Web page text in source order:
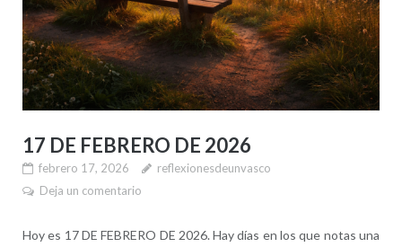
17 DE FEBRERO DE 2026
febrero 17, 2026
reflexionesdeunvasco
Deja un comentario
Hoy es 17 DE FEBRERO DE 2026. Hay días en los que notas una